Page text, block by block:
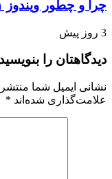
چرا و چطور ویندوز ۱۱ هوم رو به پرو آپگرید کنیم؟
3 روز پیش
دیدگاهتان را بنویسید
نشانی ایمیل شما
علامت‌گذاری شده‌اند *